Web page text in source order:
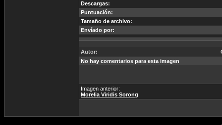
Descargas:
Puntuación:
Tamaño de archivo:
Envíado por:
Autor:
No hay comentarios para esta imagen
Imagen anterior:
Morelia Viridis Sorong